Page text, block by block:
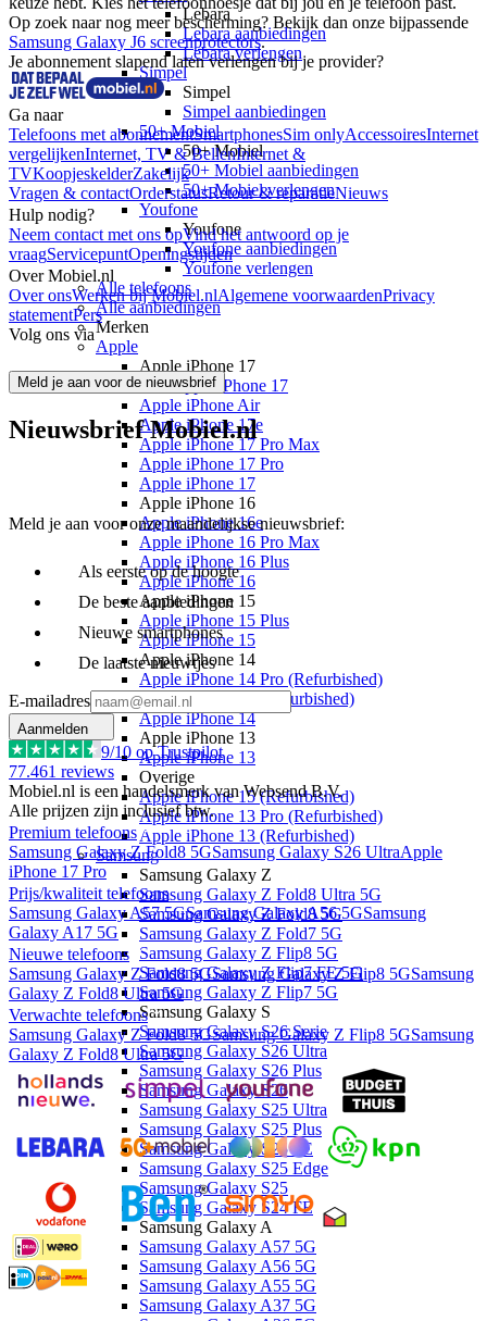
Lebara
Lebara aanbiedingen
Lebara verlengen
Simpel
Simpel
Simpel aanbiedingen
50+ Mobiel
50+ Mobiel
50+ Mobiel aanbiedingen
50+ Mobiel verlengen
Youfone
Youfone
Youfone aanbiedingen
Youfone verlengen
Alle telefoons
Alle aanbiedingen
Merken
Apple
Apple iPhone 17
Alle Apple iPhone 17
Apple iPhone Air
Apple iPhone 17e
Apple iPhone 17 Pro Max
Apple iPhone 17 Pro
Apple iPhone 17
Apple iPhone 16
Apple iPhone 16e
Apple iPhone 16 Pro Max
Apple iPhone 16 Plus
Apple iPhone 16
Apple iPhone 15
Apple iPhone 15 Plus
Apple iPhone 15
Apple iPhone 14
Apple iPhone 14 Pro (Refurbished)
Apple iPhone 14 (Refurbished)
Apple iPhone 14
Apple iPhone 13
Apple iPhone 13
Overige
Apple iPhone 15 (Refurbished)
Apple iPhone 13 Pro (Refurbished)
Apple iPhone 13 (Refurbished)
Samsung
Samsung Galaxy Z
Samsung Galaxy Z Fold8 Ultra 5G
Samsung Galaxy Z Fold8 5G
Samsung Galaxy Z Fold7 5G
Samsung Galaxy Z Flip8 5G
Samsung Galaxy Z Flip7 FE 5G
Samsung Galaxy Z Flip7 5G
Samsung Galaxy S
Samsung Galaxy S26 Serie
Samsung Galaxy S26 Ultra
Samsung Galaxy S26 Plus
Samsung Galaxy S26
Samsung Galaxy S25 Ultra
Samsung Galaxy S25 Plus
Samsung Galaxy S25 FE
Samsung Galaxy S25 Edge
Samsung Galaxy S25
Samsung Galaxy S24 FE
Samsung Galaxy A
Samsung Galaxy A57 5G
Samsung Galaxy A56 5G
Samsung Galaxy A55 5G
Samsung Galaxy A37 5G
Samsung Galaxy J6 screenprotectors.
Je abonnement slapend laten verlengen bij je provider?
Ga naar
Telefoons met abonnementSmartphonesSim onlyAccessoiresInternet
vergelijkenInternet, TV & BellenInternet &
TVKoopjeskelderZakelijk
Vragen & contactOrderstatusRetour & reparatieNieuws
Hulp nodig?
Neem contact met ons opVind het antwoord op je
vraagServicepuntOpeningstijden
Over Mobiel.nl
Over onsWerken bij Mobiel.nlAlgemene voorwaardenPrivacy
statementPers
Volg ons via
Meld je aan voor de nieuwsbrief
Nieuwsbrief Mobiel.nl
Meld je aan voor onze maandelijkse nieuwsbrief:
Als eerste op de hoogte
De beste aanbiedingen
Nieuwe smartphones
De laatste nieuwtjes
E-mailadres
Aanmelden
9/10 op Trustpilot
77.461 reviews
Mobiel.nl is een handelsmerk van Websend B.V.
Alle prijzen zijn inclusief btw.
Premium telefoons
Samsung Galaxy Z Fold8 5GSamsung Galaxy S26 UltraApple
iPhone 17 Pro
Prijs/kwaliteit telefoons
Samsung Galaxy A57 5GSamsung Galaxy A56 5GSamsung
Galaxy A17 5G
Nieuwe telefoons
Samsung Galaxy Z Fold8 5GSamsung Galaxy Z Flip8 5GSamsung
Galaxy Z Fold8 Ultra 5G
Verwachte telefoons
Samsung Galaxy Z Fold8 5GSamsung Galaxy Z Flip8 5GSamsung
Galaxy Z Fold8 Ultra 5G